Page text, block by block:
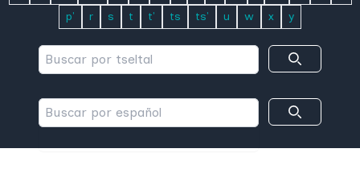
p'
r s t t' ts ts' u w x y